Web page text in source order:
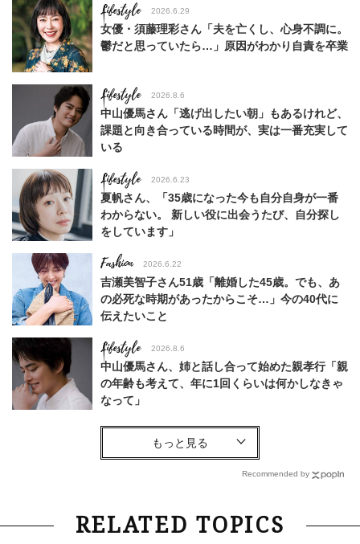
Lifestyle 2026.6.29
女優・須藤理彩さん「夫を亡くし、心身不調に。
鬱だと思っていたら…」原因がわかり自責を卒業
Lifestyle 2026.8.6
中山優馬さん「逃げ出したい朝」もあるけれど、
課題と向き合っている時間が、実は一番充実して
いる
Lifestyle 2026.6.23
夏帆さん、「35歳になった今も自分自身が一番
わからない。 新しい役に出会うたび、自分探し
をしています」
Fashion 2026.6.22
吉瀬美智子さん51歳「離婚した45歳。でも、あ
の必死な時期があったからこそ…」今の40代に
伝えたいこと
Lifestyle 2026.8.6
中山優馬さん、姉と話し合って始めた親孝行「親
の年齢も考えて、年に1回くらいは何かしなきゃ
なって」
Lifestyle
「お若いですね」は褒め言葉？“若い＝美しい”と
Lifestyle 2026.8.6
26年夏の【開運アクション】は”ひと拭き”習
Recommended by
RELATED TOPICS